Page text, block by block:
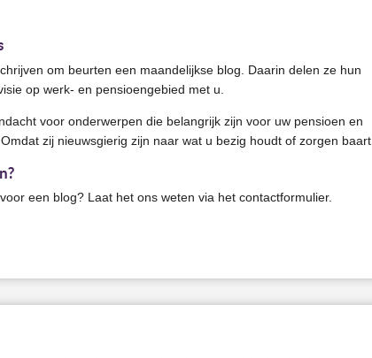
om beurten een maandelijkse blog. Daarin delen ze hun
op werk- en pensioengebied met u.
voor onderwerpen die belangrijk zijn voor uw pensioen en
zij nieuwsgierig zijn naar wat u bezig houdt of zorgen baart.
een blog? Laat het ons weten via het contactformulier.